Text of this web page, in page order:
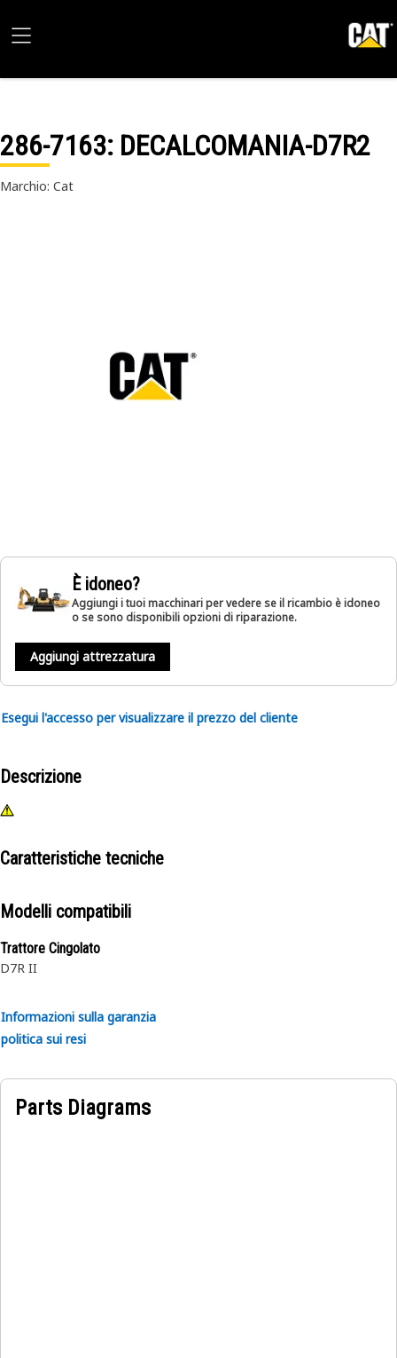
286-7163: DECALCOMANIA-D7R2
Marchio: Cat
È idoneo?
Aggiungi i tuoi macchinari per vedere se il ricambio è idoneo
o se sono disponibili opzioni di riparazione.
Aggiungi attrezzatura
Esegui l'accesso per visualizzare il prezzo del cliente
Descrizione
Caratteristiche tecniche
Modelli compatibili
Trattore Cingolato
D7R II
Informazioni sulla garanzia
politica sui resi
Parts Diagrams